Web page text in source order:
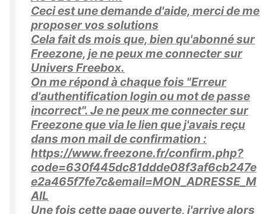
Ceci est une demande d'aide, merci de me
proposer vos solutions
Cela fait ds mois que, bien qu'abonné sur
Freezone, je ne peux me connecter sur
Univers Freebox.
On me répond à chaque fois "Erreur
d'authentification login ou mot de passe
incorrect". Je ne peux me connecter sur
Freezone que via le lien que j'avais reçu
dans mon mail de confirmation :
https://www.freezone.fr/confirm.php?
code=630f445dc81ddde08f3af6cb247e
e2a465f7fe7c&email=MON_ADRESSE_M
AIL
Une fois cette page ouverte, j'arrive alors